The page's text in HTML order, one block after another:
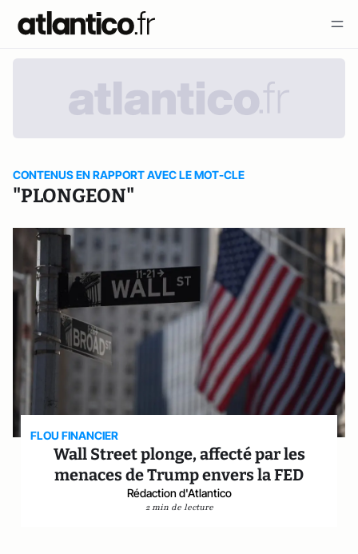
CONTENUS EN RAPPORT AVEC LE MOT-CLE
"PLONGEON"
FLOU FINANCIER
Wall Street plonge, affecté par les
menaces de Trump envers la FED
Rédaction d'Atlantico
2 min de lecture